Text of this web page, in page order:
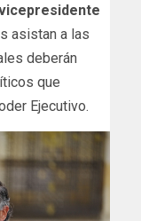
asistan a las
deberán
que
Ejecutivo.